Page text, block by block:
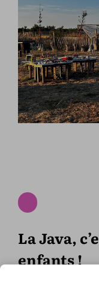
La Java,
enfants !